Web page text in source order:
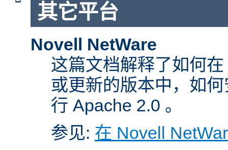
其它平台
Novell NetWare
这篇文档解释了如何
或更新的版本中，如
行 Apache 2.0 。
参见: 在 Novell